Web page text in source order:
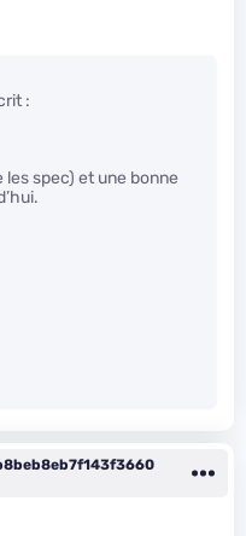
:
spec) et une bonne